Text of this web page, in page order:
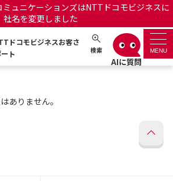
ュニケーションズはNTTドコモビジネスに
社名を変更しました
ドコモビジネスお客さ
ト
検索 MENU
スお客さまサポート 日本語 English
ら探す
ありません。